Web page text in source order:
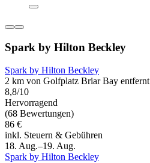
Spark by Hilton Beckley
Spark by Hilton Beckley
2 km von Golfplatz Briar Bay entfernt
8,8/10
Hervorragend
(68 Bewertungen)
86 €
inkl. Steuern & Gebühren
18. Aug.–19. Aug.
Spark by Hilton Beckley